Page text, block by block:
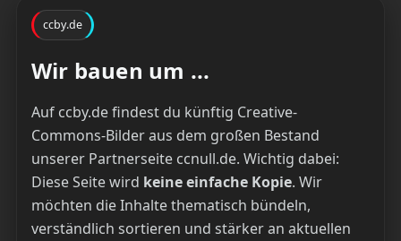
ccby.de
Wir bauen um ...
Auf ccby.de findest du künftig Creative-
Commons-Bilder aus dem großen Bestand
unserer Partnerseite ccnull.de. Wichtig dabei:
Diese Seite wird keine einfache Kopie. Wir
möchten die Inhalte thematisch bündeln,
verständlich sortieren und stärker an aktuellen